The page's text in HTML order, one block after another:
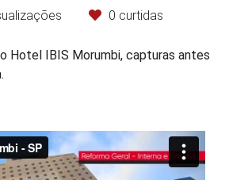
0 curtidas
Hotel IBIS Morumbi, capturas antes